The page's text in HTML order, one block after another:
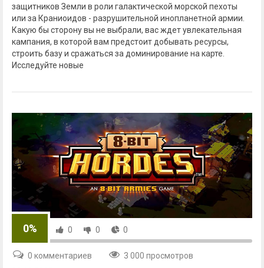
защитников Земли в роли галактической морской пехоты
или за Краниоидов - разрушительной инопланетной армии.
Какую бы сторону вы не выбрали, вас ждет увлекательная
кампания, в которой вам предстоит добывать ресурсы,
строить базу и сражаться за доминирование на карте.
Исследуйте новые
0% 0 0 0
0 комментариев
3 000 просмотров